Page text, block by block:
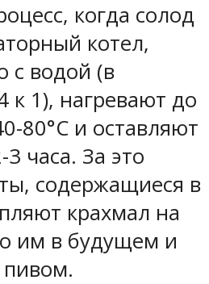
когда солод
котел,
с водой (в
к 1), нагревают до
80°С и оставляют
часа. За это
содержащиеся в
крахмал на
им в будущем и
пивом.